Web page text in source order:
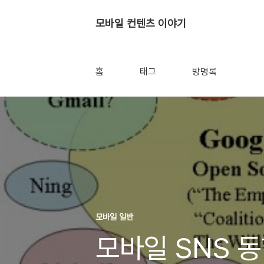
모바일 컨텐츠 이야기
홈 태그 방명록
모바일 일반
모바일 SNS